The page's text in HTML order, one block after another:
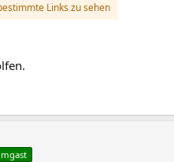
Links zu sehen